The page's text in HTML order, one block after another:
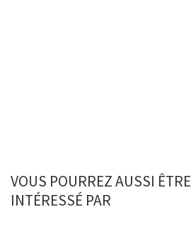
VOUS POURREZ AUSSI ÊTRE
INTÉRESSÉ PAR